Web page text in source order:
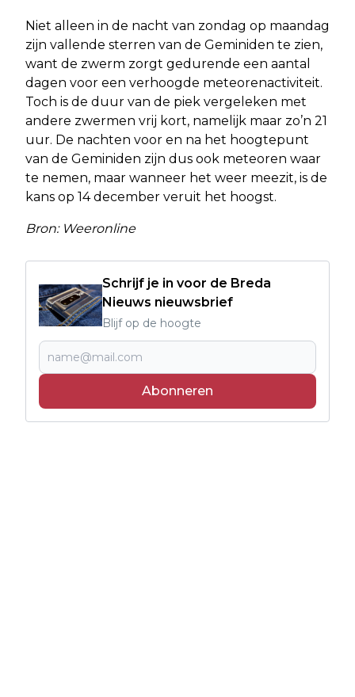
Niet alleen in de nacht van zondag op maandag
zijn vallende sterren van de Geminiden te zien,
want de zwerm zorgt gedurende een aantal
dagen voor een verhoogde meteorenactiviteit.
Toch is de duur van de piek vergeleken met
andere zwermen vrij kort, namelijk maar zo’n 21
uur. De nachten voor en na het hoogtepunt
van de Geminiden zijn dus ook meteoren waar
te nemen, maar wanneer het weer meezit, is de
kans op 14 december veruit het hoogst.
Bron: Weeronline
Schrijf je in voor de Breda
Nieuws nieuwsbrief
Blijf op de hoogte
Abonneren